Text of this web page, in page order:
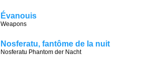
Évanouis
Weapons
Nosferatu, fantôme de la nuit
Nosferatu Phantom der Nacht